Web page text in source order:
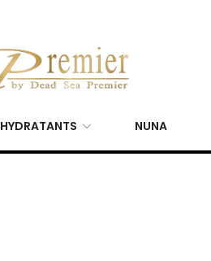
HYDRATANTS NUNA